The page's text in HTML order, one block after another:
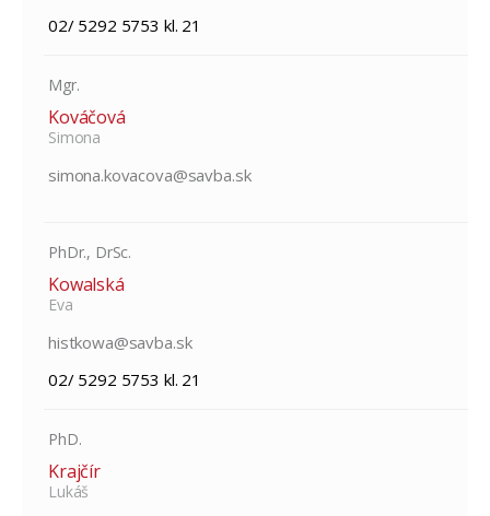
02/ 5292 5753 kl. 21
Mgr.
Kováčová
Simona
simona.kovacova@savba.sk
PhDr., DrSc.
Kowalská
Eva
histkowa@savba.sk
02/ 5292 5753 kl. 21
PhD.
Krajčír
Lukáš